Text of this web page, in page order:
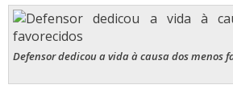
Defensor dedicou a vida à causa dos menos